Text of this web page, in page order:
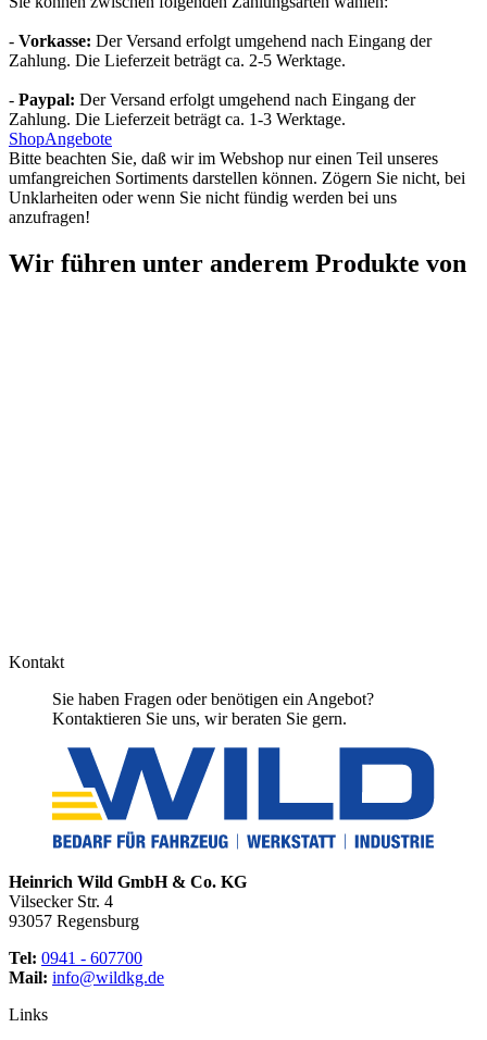
- Vorkasse: Der Versand erfolgt umgehend nach Eingang der
Zahlung. Die Lieferzeit beträgt ca. 2-5 Werktage.
- Paypal: Der Versand erfolgt umgehend nach Eingang der
Zahlung. Die Lieferzeit beträgt ca. 1-3 Werktage.
ShopAngebote
Bitte beachten Sie, daß wir im Webshop nur einen Teil unseres
umfangreichen Sortiments darstellen können. Zögern Sie nicht, bei
Unklarheiten oder wenn Sie nicht fündig werden bei uns
anzufragen!
Wir führen unter anderem Produkte von
Kontakt
Sie haben Fragen oder benötigen ein Angebot?
Kontaktieren Sie uns, wir beraten Sie gern.
Heinrich Wild GmbH & Co. KG
Vilsecker Str. 4
93057 Regensburg
Tel: 0941 - 607700
Mail: info@wildkg.de
Links